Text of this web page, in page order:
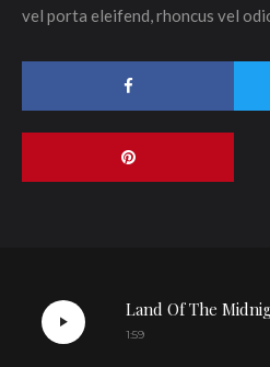
vel porta eleifend, rhoncus vel
Land Of The
1:59